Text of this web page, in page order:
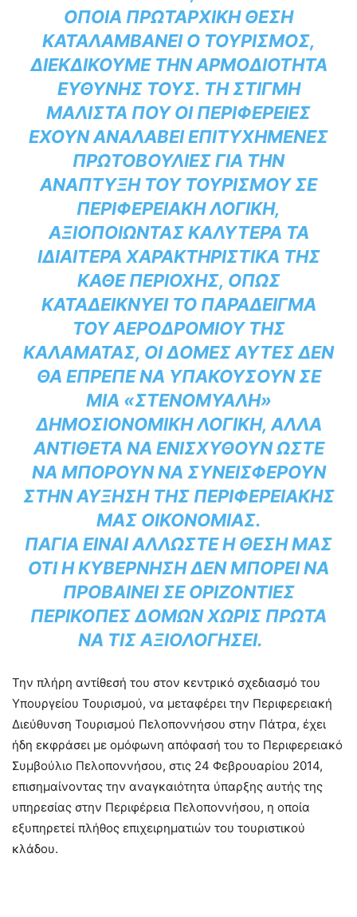
ΟΠΟΊΑ ΠΡΩΤΑΡΧΙΚΉ ΘΈΣΗ
ΚΑΤΑΛΑΜΒΆΝΕΙ Ο ΤΟΥΡΙΣΜΌΣ,
ΔΙΕΚΔΙΚΟΎΜΕ ΤΗΝ ΑΡΜΟΔΙΌΤΗΤΑ
ΕΥΘΎΝΗΣ ΤΟΥΣ. ΤΗ ΣΤΙΓΜΉ
ΜΆΛΙΣΤΑ ΠΟΥ ΟΙ ΠΕΡΙΦΈΡΕΙΕΣ
ΈΧΟΥΝ ΑΝΑΛΆΒΕΙ ΕΠΙΤΥΧΗΜΈΝΕΣ
ΠΡΩΤΟΒΟΥΛΊΕΣ ΓΙΑ ΤΗΝ
ΑΝΆΠΤΥΞΗ ΤΟΥ ΤΟΥΡΙΣΜΟΎ ΣΕ
ΠΕΡΙΦΕΡΕΙΑΚΉ ΛΟΓΙΚΉ,
ΑΞΙΟΠΟΙΏΝΤΑΣ ΚΑΛΎΤΕΡΑ ΤΑ
ΙΔΙΑΊΤΕΡΑ ΧΑΡΑΚΤΗΡΙΣΤΙΚΆ ΤΗΣ
ΚΆΘΕ ΠΕΡΙΟΧΉΣ, ΌΠΩΣ
ΚΑΤΑΔΕΙΚΝΎΕΙ ΤΟ ΠΑΡΆΔΕΙΓΜΑ
ΤΟΥ ΑΕΡΟΔΡΟΜΊΟΥ ΤΗΣ
ΚΑΛΑΜΆΤΑΣ, ΟΙ ΔΟΜΈΣ ΑΥΤΈΣ ΔΕΝ
ΘΑ ΈΠΡΕΠΕ ΝΑ ΥΠΑΚΟΎΣΟΥΝ ΣΕ
ΜΙΑ «ΣΤΕΝΌΜΥΑΛΗ»
ΔΗΜΟΣΙΟΝΟΜΙΚΉ ΛΟΓΙΚΉ, ΑΛΛΆ
ΑΝΤΊΘΕΤΑ ΝΑ ΕΝΙΣΧΥΘΟΎΝ ΏΣΤΕ
ΝΑ ΜΠΟΡΟΎΝ ΝΑ ΣΥΝΕΙΣΦΈΡΟΥΝ
ΣΤΗΝ ΑΎΞΗΣΗ ΤΗΣ ΠΕΡΙΦΕΡΕΙΑΚΉΣ
ΜΑΣ ΟΙΚΟΝΟΜΊΑΣ.
ΠΆΓΙΑ ΕΊΝΑΙ ΆΛΛΩΣΤΕ Η ΘΈΣΗ ΜΑΣ
ΌΤΙ Η ΚΥΒΈΡΝΗΣΗ ΔΕΝ ΜΠΟΡΕΊ ΝΑ
ΠΡΟΒΑΊΝΕΙ ΣΕ ΟΡΙΖΌΝΤΙΕΣ
ΠΕΡΙΚΟΠΈΣ ΔΟΜΏΝ ΧΩΡΊΣ ΠΡΏΤΑ
ΝΑ ΤΙΣ ΑΞΙΟΛΟΓΉΣΕΙ.
Την πλήρη αντίθεσή του στον κεντρικό σχεδιασμό του
Υπουργείου Τουρισμού, να μεταφέρει την Περιφερειακή
Διεύθυνση Τουρισμού Πελοποννήσου στην Πάτρα, έχει
ήδη εκφράσει με ομόφωνη απόφασή του το Περιφερειακό
Συμβούλιο Πελοποννήσου, στις 24 Φεβρουαρίου 2014,
επισημαίνοντας την αναγκαιότητα ύπαρξης αυτής της
υπηρεσίας στην Περιφέρεια Πελοποννήσου, η οποία
εξυπηρετεί πλήθος επιχειρηματιών του τουριστικού
κλάδου.